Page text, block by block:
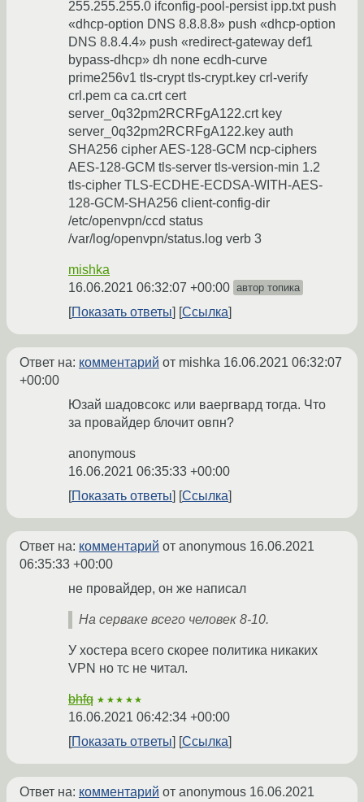
255.255.255.0 ifconfig-pool-persist ipp.txt push
«dhcp-option DNS 8.8.8.8» push «dhcp-option
DNS 8.8.4.4» push «redirect-gateway def1
bypass-dhcp» dh none ecdh-curve
prime256v1 tls-crypt tls-crypt.key crl-verify
crl.pem ca ca.crt cert
server_0q32pm2RCRFgA122.crt key
server_0q32pm2RCRFgA122.key auth
SHA256 cipher AES-128-GCM ncp-ciphers
AES-128-GCM tls-server tls-version-min 1.2
tls-cipher TLS-ECDHE-ECDSA-WITH-AES-
128-GCM-SHA256 client-config-dir
/etc/openvpn/ccd status
/var/log/openvpn/status.log verb 3
mishka
16.06.2021 06:32:07 +00:00 автор топика
Показать ответы Ссылка
Ответ на: комментарий от mishka 16.06.2021 06:32:07
+00:00
Юзай шадовсокс или ваергвард тогда. Что
за провайдер блочит овпн?
anonymous
16.06.2021 06:35:33 +00:00
Показать ответы
Ссылка
Ответ на: комментарий от anonymous 16.06.2021
06:35:33 +00:00
не провайдер, он же написал
На серваке всего человек 8-10.
У хостера всего скорее политика никаких
VPN но тс не читал.
bhfq ★★★★★
16.06.2021 06:42:34 +00:00
Показать ответы
Ссылка
Ответ на: комментарий от anonymous 16.06.2021